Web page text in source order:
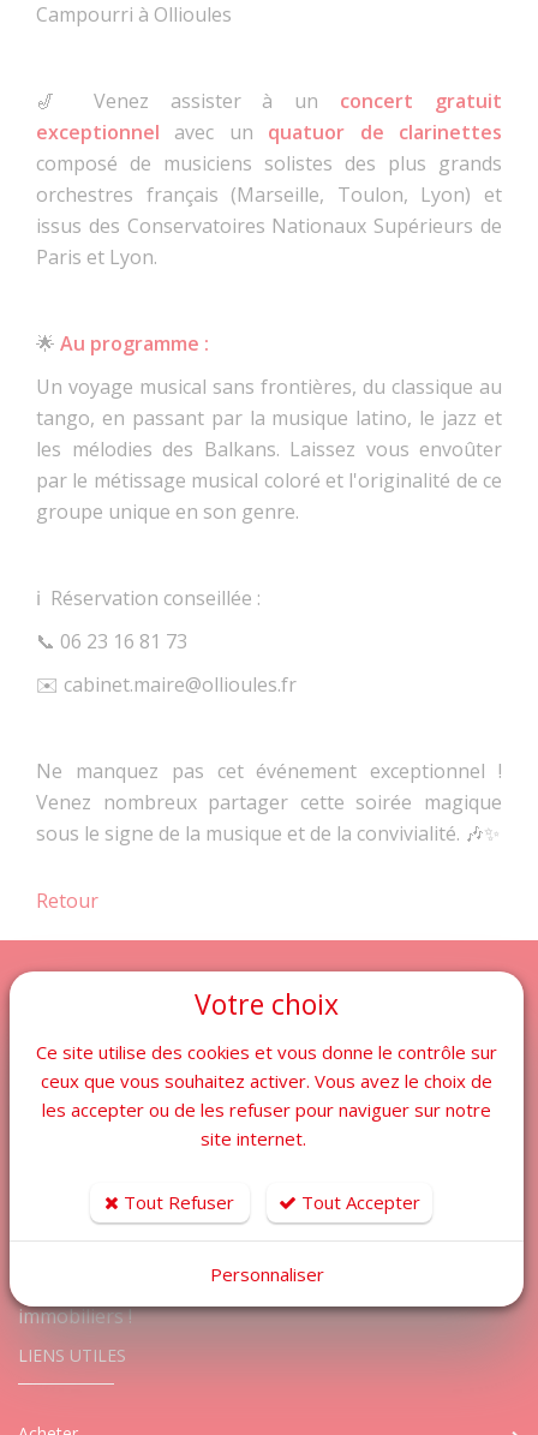
Campourri à Ollioules
🎷 Venez assister à un concert gratuit
exceptionnel avec un quatuor de clarinettes
composé de musiciens solistes des plus grands
orchestres français (Marseille, Toulon, Lyon) et
issus des Conservatoires Nationaux Supérieurs de
Paris et Lyon.
🌟 Au programme :
Un voyage musical sans frontières, du classique au
tango, en passant par la musique latino, le jazz et
les mélodies des Balkans. Laissez vous envoûter
par le métissage musical coloré et l'originalité de ce
groupe unique en son genre.
ℹ️ Réservation conseillée :
📞 06 23 16 81 73
✉️ cabinet.maire@ollioules.fr
Ne manquez pas cet événement exceptionnel !
Venez nombreux partager cette soirée magique
sous le signe de la musique et de la convivialité. 🎶✨
Retour
Implantées depuis 6 décennies, les agences
immobilières Cabanis Orpi se distinguent par leur
à Ollioules, Le Beausset, Sanary, La Cadière d'Azur,
Toulon ouest, et Toulon. Que ce soit pour estimer,
travaillons à vos côtés pour concrétiser vos projets
immobiliers !
LIENS UTILES
Votre choix
Ce site utilise des cookies et vous donne le contrôle sur
ceux que vous souhaitez activer. Vous avez le choix de
les accepter ou de les refuser pour naviguer sur notre
site internet.
Tout Refuser Tout Accepter
Personnaliser